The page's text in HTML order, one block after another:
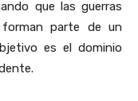
que las guerras
parte de un
es el dominio